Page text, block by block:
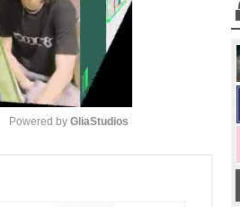
Powered by GliaStudios